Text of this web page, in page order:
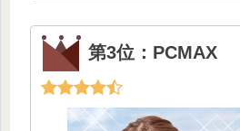
第3位：PCMAX